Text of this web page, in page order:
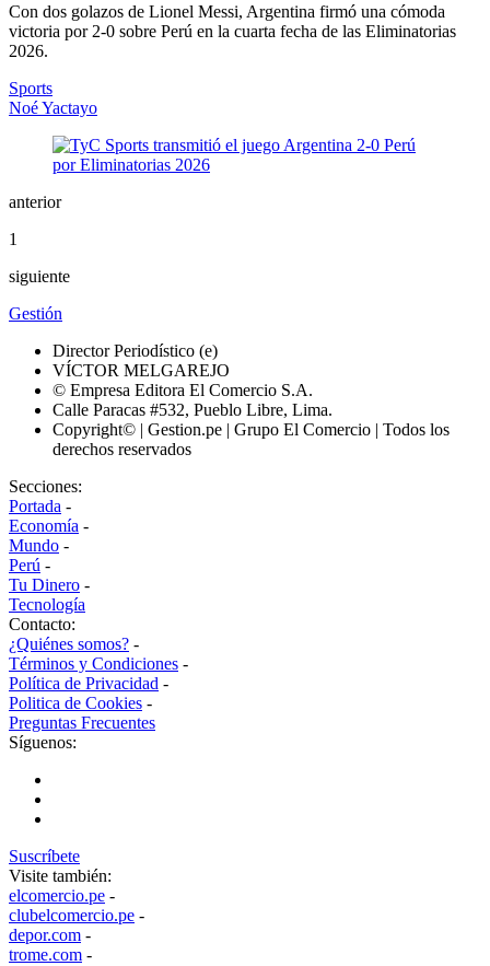
Con dos golazos de Lionel Messi, Argentina firmó una cómoda
victoria por 2-0 sobre Perú en la cuarta fecha de las Eliminatorias
2026.
Sports
Noé Yactayo
anterior
1
siguiente
Gestión
Director Periodístico (e)
VÍCTOR MELGAREJO
© Empresa Editora El Comercio S.A.
Calle Paracas #532, Pueblo Libre, Lima.
Copyright© | Gestion.pe | Grupo El Comercio | Todos los
derechos reservados
Secciones:
Portada -
Economía -
Mundo -
Perú -
Tu Dinero -
Tecnología
Contacto:
¿Quiénes somos? -
Términos y Condiciones -
Política de Privacidad -
Politica de Cookies -
Preguntas Frecuentes
Síguenos:
Suscríbete
Visite también:
elcomercio.pe -
clubelcomercio.pe -
depor.com -
trome.com -